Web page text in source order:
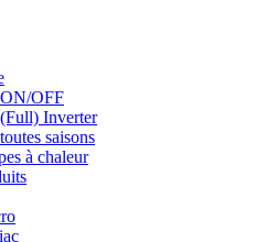
OFF
Inverter
saisons
à chaleur